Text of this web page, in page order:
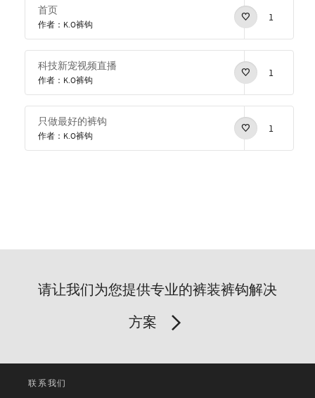
首页
作者：K.O裤钩
1
科技新宠视频直播
作者：K.O裤钩
1
只做最好的裤钩
作者：K.O裤钩
1
请让我们为您提供专业的裤装裤钩解决
方案
联系我们